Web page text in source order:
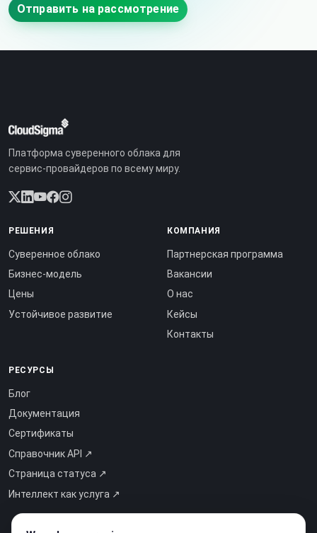
Отправить на рассмотрение
Платформа суверенного облака для
сервис-провайдеров по всему миру.
РЕШЕНИЯ
Суверенное облако
Бизнес-модель
Цены
Устойчивое развитие
КОМПАНИЯ
Партнерская программа
Вакансии
О нас
Кейсы
Контакты
РЕСУРСЫ
Блог
Документация
Сертификаты
Справочник API ↗
Страница статуса ↗
Интеллект как услуга ↗